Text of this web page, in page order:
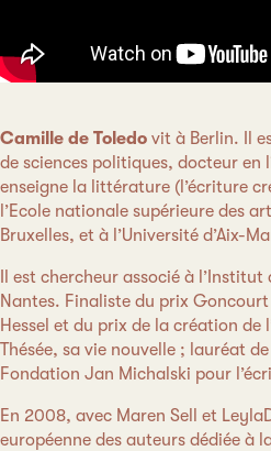
Camille de Toledo vit à Berlin. Il
de sciences politiques, docteur en
enseigne la littérature (l’écriture
l’Ecole nationale supérieure des
Bruxelles, et à l’Université d’Aix-
Il est chercheur associé à l’Institut
Nantes. Finaliste du prix
Hessel et du prix de la création de
Thésée, sa vie nouvelle ; lauréat
Fondation Jan Michalski pour
En 2008, avec Maren Sell et
européenne des auteurs dédiée à